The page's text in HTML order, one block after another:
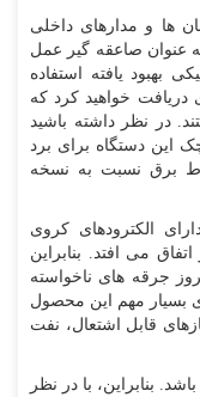
ها و مدارهای داخلی
عنوان صاعقه گیر عمل
بهبود یافته استفاده
خواهید کرد که
در نظر داشته باشید
این دستگاه برای برد
برق نسبت به نسخه
الکترودهای کروی
می افتد. بنابراین
جرقه های ناخواسته
بسیار مهم این محصول
قابل اشتعال، نفت
بنابراین، با در نظر